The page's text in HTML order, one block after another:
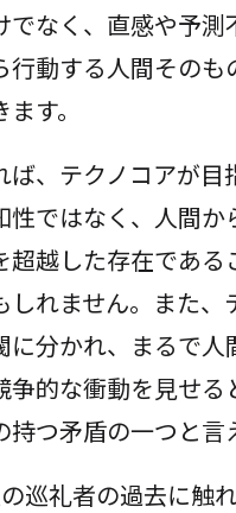
でなく、直感や予測
行動する人間そのも
す。
ば、テクノコアが目
性ではなく、人間か
超越した存在である
しれません。また、
に分かれ、まるで人
争的な衝動を見せる
持つ矛盾の一つと言
巡礼者の過去に触